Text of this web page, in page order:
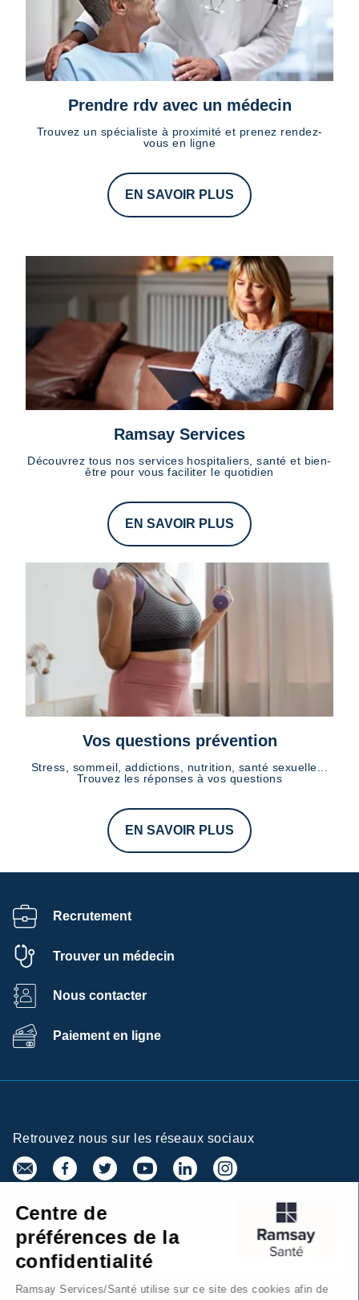
Prendre rdv avec un médecin
Trouvez un spécialiste à proximité et prenez rendez-
vous en ligne
EN SAVOIR PLUS
Ramsay Services
Découvrez tous nos services hospitaliers, santé et bien-
être pour vous faciliter le quotidien
EN SAVOIR PLUS
Vos questions prévention
Stress, sommeil, addictions, nutrition, santé sexuelle...
Trouvez les réponses à vos questions
EN SAVOIR PLUS
Recrutement
Trouver un médecin
Nous contacter
Paiement en ligne
Retrouvez nous sur les réseaux sociaux
Inscrivez-vous à la newsletter
Centre de
préférences de la
confidentialité
Ramsay Services/Santé utilise sur ce site des cookies afin de